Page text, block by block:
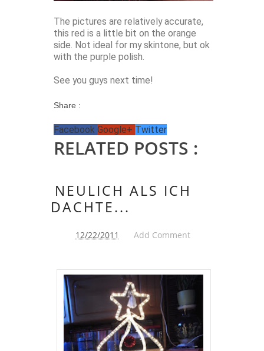
The pictures are relatively accurate,
this red is a little bit on the orange
side. Not ideal for my skintone, but ok
with the purple polish.
See you guys next time!
Share :
Facebook Google+ Twitter
RELATED POSTS :
NEULICH ALS ICH
DACHTE...
12/22/2011 Add Comment